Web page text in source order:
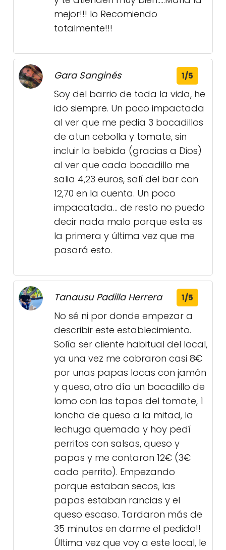
mejor!!! lo Recomiendo
totalmente!!!
Gara Sanginés 1/5
Soy del barrio de toda la vida, he
ido siempre. Un poco impactada
al ver que me pedia 3 bocadillos
de atun cebolla y tomate, sin
incluir la bebida (gracias a Dios)
al ver que cada bocadillo me
salia 4,23 euros, salí del bar con
12,70 en la cuenta. Un poco
impacatada... de resto no puedo
decir nada malo porque esta es
la primera y última vez que me
pasará esto.
Tanausu Padilla Herrera 1/5
No sé ni por donde empezar a
describir este establecimiento.
Solía ser cliente habitual del local,
ya una vez me cobraron casi 8€
por unas papas locas con jamón
y queso, otro día un bocadillo de
lomo con las tapas del tomate, 1
loncha de queso a la mitad, la
lechuga quemada y hoy pedí
perritos con salsas, queso y
papas y me contaron 12€ (3€
cada perrito). Empezando
porque estaban secos, las
papas estaban rancias y el
queso escaso. Tardaron más de
35 minutos en darme el pedido!!
Última vez que voy a este local, le